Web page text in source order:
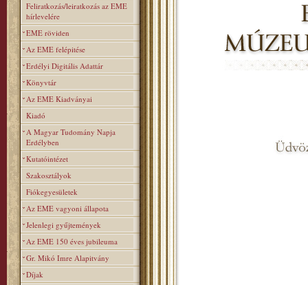
Feliratkozás/leiratkozás az EME
hírlevelére
EME röviden
Az EME felépitése
Erdélyi Digitális Adattár
Könyvtár
Az EME Kiadványai
Kiadó
A Magyar Tudomány Napja
Erdélyben
Kutatóintézet
Szakosztályok
Fiókegyesületek
Az EME vagyoni állapota
Jelenlegi gyűjtemények
Az EME 150 éves jubileuma
Gr. Mikó Imre Alapitvány
Díjak